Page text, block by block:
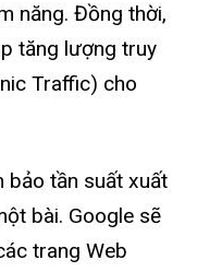
năng. Đồng thời,
tăng lượng truy
Traffic) cho
bảo tần suất xuất
bài. Google sẽ
trang Web